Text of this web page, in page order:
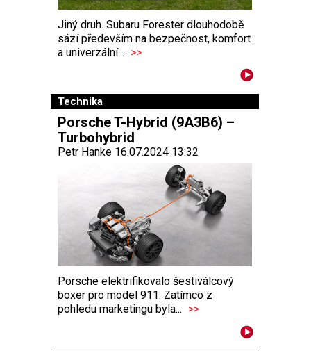
Jiný druh. Subaru Forester dlouhodobě
sází především na bezpečnost, komfort
a univerzální... >>
Technika
Porsche T-Hybrid (9A3B6) –
Turbohybrid
Petr Hanke 16.07.2024 13:32
Porsche elektrifikovalo šestiválcový
boxer pro model 911. Zatímco z
pohledu marketingu byla... >>